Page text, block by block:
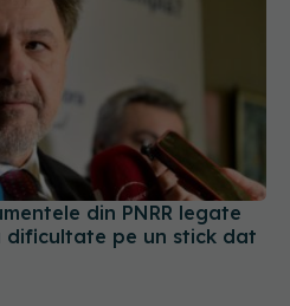
din PNRR legate
dificultate pe un stick dat